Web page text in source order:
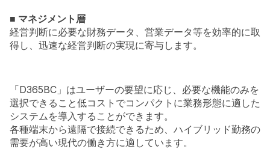
■ マネジメント層
経営判断に必要な財務データ、営業データ等を効率的に取
得し、迅速な経営判断の実現に寄与します。
「D365BC」はユーザーの要望に応じ、必要な機能のみを
選択できること低コストでコンパクトに業務形態に適した
システムを導入することができます。
各種端末から遠隔で接続できるため、ハイブリッド勤務の
需要が高い現代の働き方に適しています。